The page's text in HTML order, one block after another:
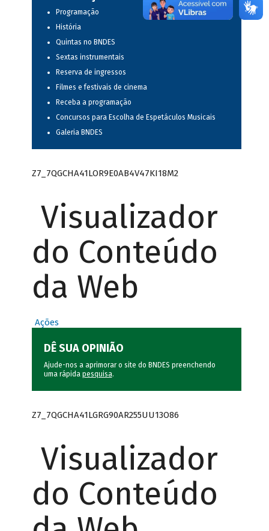
Programação
História
Quintas no BNDES
Sextas instrumentais
Reserva de ingressos
Filmes e festivais de cinema
Receba a programação
Concursos para Escolha de Espetáculos Musicais
Galeria BNDES
Z7_7QGCHA41LOR9E0AB4V47KI18M2
Visualizador
do Conteúdo
da Web
Ações
DÊ SUA OPINIÃO
Ajude-nos a aprimorar o site do BNDES preenchendo
uma rápida pesquisa.
Z7_7QGCHA41LGRG90AR255UU13O86
Visualizador
do Conteúdo